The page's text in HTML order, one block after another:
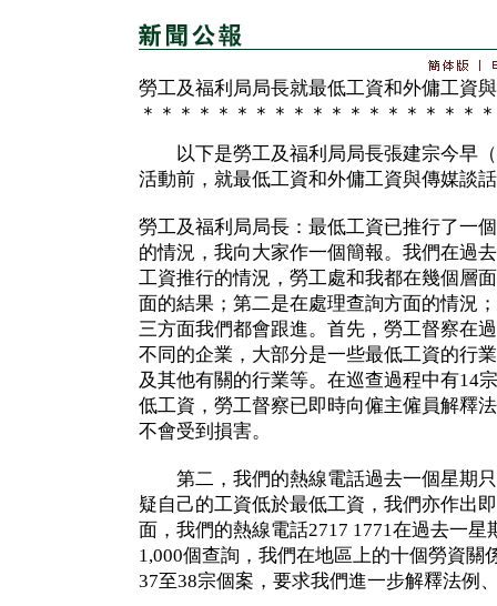
勞工及福利局局長就最低工資和外傭工資
＊＊＊＊＊＊＊＊＊＊＊＊＊＊＊＊＊＊
以下是勞工及福利局局長張建宗今早（
活動前，就最低工資和外傭工資與傳媒談
勞工及福利局局長：最低工資已推行了一
的情況，我向大家作一個簡報。我們在過
工資推行的情況，勞工處和我都在幾個層
面的結果；第二是在處理查詢方面的情況
三方面我們都會跟進。首先，勞工督察在
不同的企業，大部分是一些最低工資的行
及其他有關的行業等。在巡查過程中有14
低工資，勞工督察已即時向僱主僱員解釋
不會受到損害。
第二，我們的熱線電話過去一個星期只
疑自己的工資低於最低工資，我們亦作出
面，我們的熱線電話2717 1771在過去一
1,000個查詢，我們在地區上的十個勞資關
37至38宗個案，要求我們進一步解釋法例